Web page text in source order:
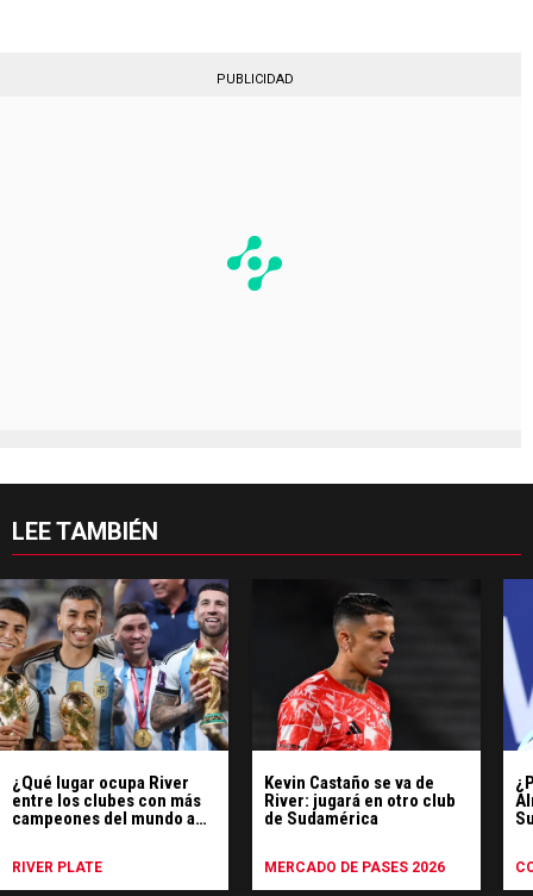
PUBLICIDAD
LEE TAMBIÉN
¿Qué lugar ocupa River
entre los clubes con más
campeones del mundo a
RIVER PLATE
Kevin Castaño se va de
River: jugará en otro club
de Sudamérica
MERCADO DE PASES 2026